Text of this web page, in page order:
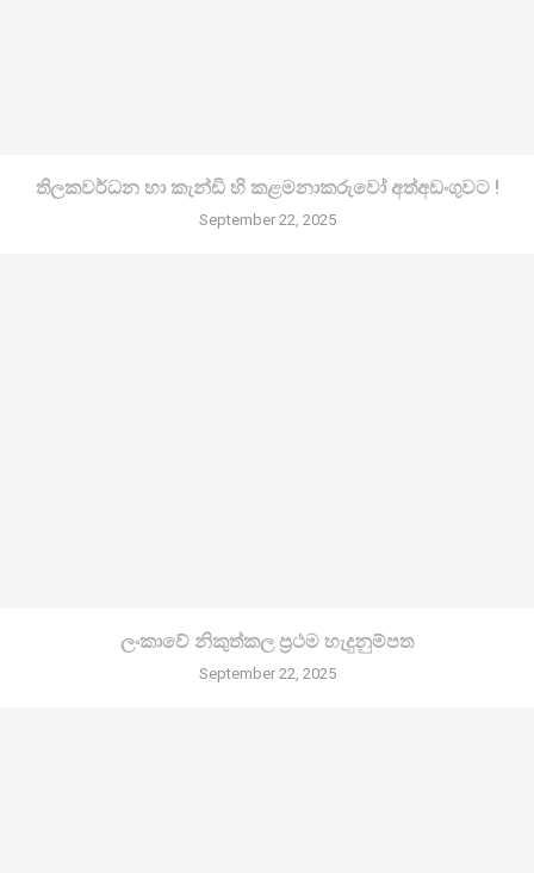
තිලකවර්ධන හා කැන්ඩි හි කළමනාකරුවෝ අත්අඩංගුවට !
September 22, 2025
ලංකාවේ නිකුත්කල ප්‍රථම හැදුනුම්පත
September 22, 2025